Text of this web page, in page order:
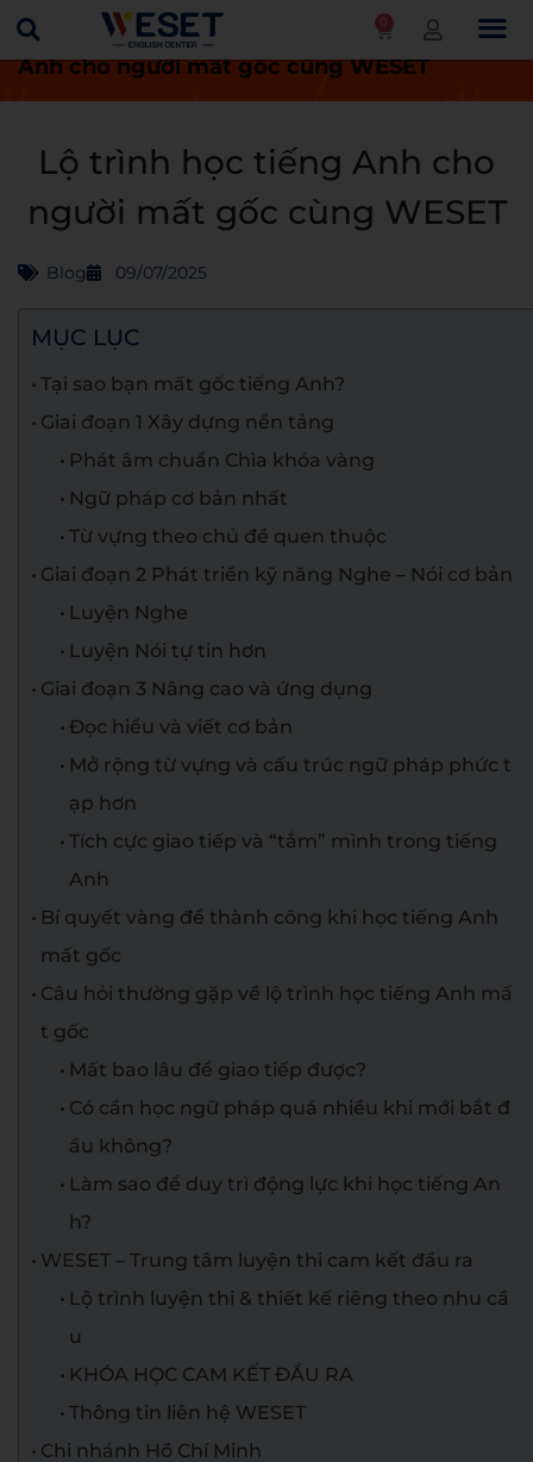
0
Trang chủ Blog
Lộ trình học tiếng
Anh cho người mất gốc cùng WESET
Lộ trình học tiếng Anh cho
người mất gốc cùng WESET
Blog 09/07/2025
MỤC LỤC
Tại sao bạn mất gốc tiếng Anh?
Giai đoạn 1 Xây dựng nền tảng
Phát âm chuẩn Chìa khóa vàng
Ngữ pháp cơ bản nhất
Từ vựng theo chủ đề quen thuộc
Giai đoạn 2 Phát triển kỹ năng Nghe – Nói cơ bản
Luyện Nghe
Luyện Nói tự tin hơn
Giai đoạn 3 Nâng cao và ứng dụng
Đọc hiểu và viết cơ bản
Mở rộng từ vựng và cấu trúc ngữ pháp phức t
ạp hơn
Tích cực giao tiếp và “tắm” mình trong tiếng
Anh
Bí quyết vàng để thành công khi học tiếng Anh
mất gốc
Câu hỏi thường gặp về lộ trình học tiếng Anh mấ
t gốc
Mất bao lâu để giao tiếp được?
Có cần học ngữ pháp quá nhiều khi mới bắt đ
ầu không?
Làm sao để duy trì động lực khi học tiếng An
h?
WESET – Trung tâm luyện thi cam kết đầu ra
Lộ trình luyện thi & thiết kế riêng theo nhu cầ
u
KHÓA HỌC CAM KẾT ĐẦU RA
Thông tin liên hệ WESET
Chi nhánh Hồ Chí Minh